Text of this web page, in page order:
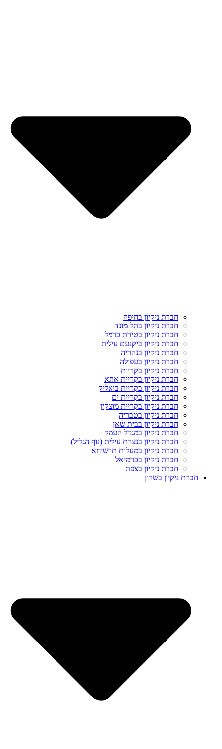
חברת ניקיון בחיפה
חברת ניקיון בתל מונד
חברת ניקיון בטירת כרמל
חברת ניקיון ביקנעם עילית
חברת ניקיון בנהריה
חברת ניקיון בעפולה
חברת ניקיון בקריות
חברת ניקיון בקריית אתא
חברת ניקיון בקריית ביאליק
חברת ניקיון בקריית ים
חברת ניקיון בקריית מוצקין
חברת ניקיון בטבריה
חברת ניקיון בבית שאן
חברת ניקיון במגדל העמק
חברת ניקיון בנצרת עילית (נוף הגליל)
חברת ניקיון במעלות תרשיחא
חברת ניקיון בכרמיאל
חברת ניקיון בצפת
חברת ניקיון בשרון